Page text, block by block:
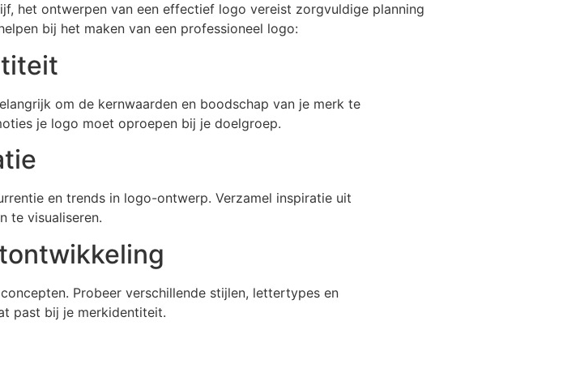
het ontwerpen van een effectief logo vereist zorgvuldige planning
bij het maken van een professioneel logo:
om de kernwaarden en boodschap van je merk te
je logo moet oproepen bij je doelgroep.
en trends in logo-ontwerp. Verzamel inspiratie uit
te visualiseren.
Probeer verschillende stijlen, lettertypes en
past bij je merkidentiteit.